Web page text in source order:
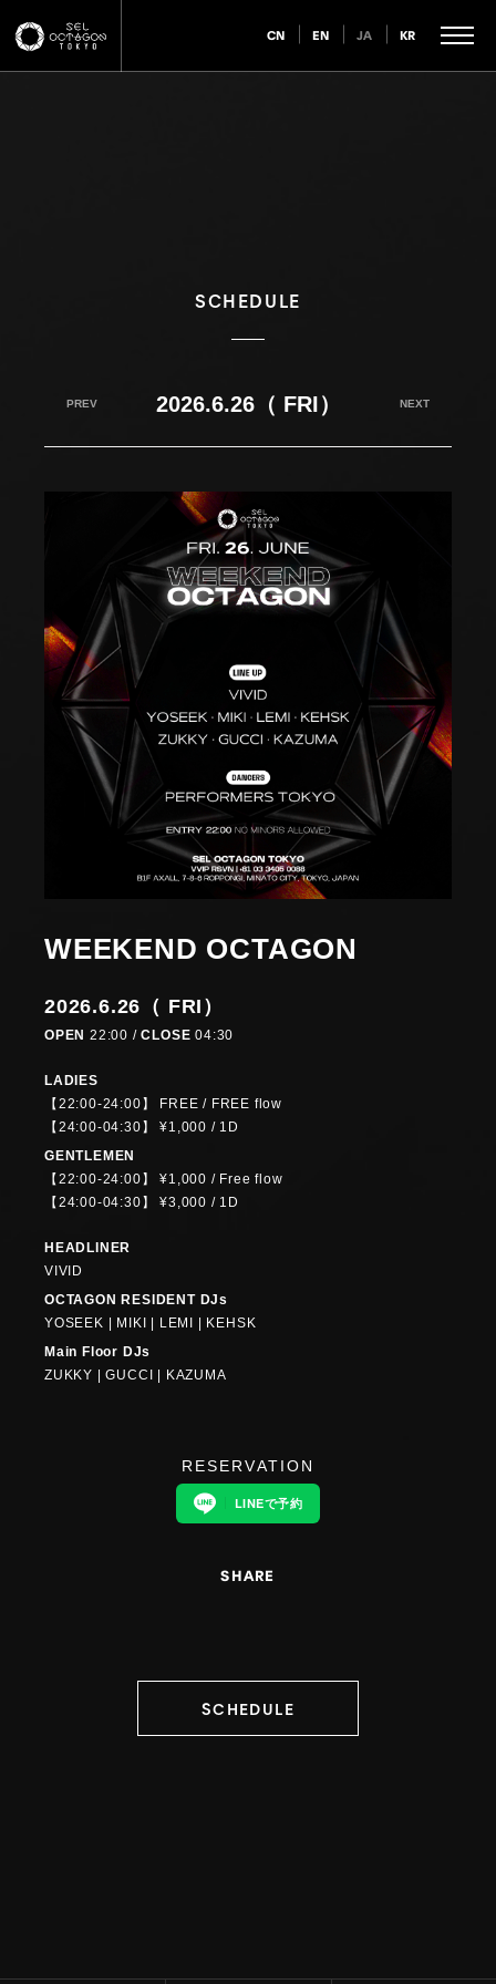
CN EN JA KR
SCHEDULE
PREV 2026.6.26（ FRI） NEXT
WEEKEND OCTAGON
2026.6.26（ FRI）
OPEN 22:00 /CLOSE 04:30
LADIES
【22:00-24:00】 FREE / FREE flow
【24:00-04:30】 ¥1,000 / 1D
GENTLEMEN
【22:00-24:00】 ¥1,000 / Free flow
【24:00-04:30】 ¥3,000 / 1D
HEADLINER
VIVID
OCTAGON RESIDENT DJs
YOSEEK | MIKI | LEMI | KEHSK
Main Floor DJs
ZUKKY | GUCCI | KAZUMA
RESERVATION
LINEで予約
SHARE
SCHEDULE